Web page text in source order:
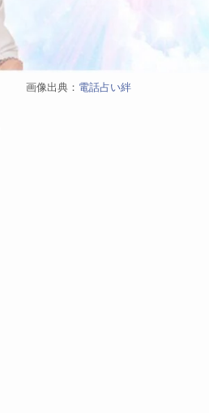
画像出典： 電話占い絆